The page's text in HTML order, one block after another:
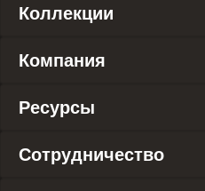
Коллекции
Компания
Ресурсы
Сотрудничество